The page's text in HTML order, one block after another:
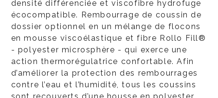
densité différenciée et viscofibre hydrofuge
écocompatible. Rembourrage de coussin de
dossier optionnel en un mélange de flocons
en mousse viscoélastique et fibre Rollo Fill®
- polyester microsphère - qui exerce une
action thermorégulatrice confortable. Afin
d’améliorer la protection des rembourrages
contre l’eau et l’humidité, tous les coussins
sont recouverts d’une housse en polyester